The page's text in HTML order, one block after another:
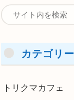
カテゴリー
トリクマカフェ